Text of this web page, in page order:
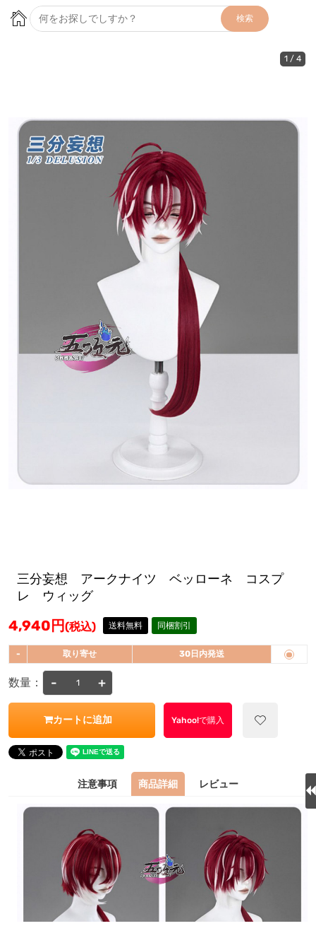
検索
1 / 4
三分妄想 アークナイツ ベッローネ コスプ
レ ウィッグ
4,940 円(税込) 送料無料 同梱割引
- 取り寄せ 30日内発送
数量： - +
カートに追加 Yahoo!で購入
注意事項 商品詳細 レビュー